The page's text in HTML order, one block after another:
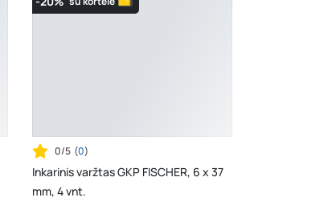
0/5 (0)
Inkarinis varžtas GKP FISCHER, 6 x 37
mm, 4 vnt.